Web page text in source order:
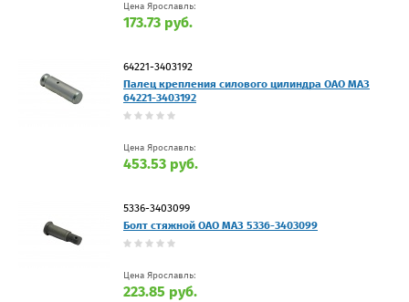
Цена Ярославль:
173.73 руб.
64221-3403192
Палец крепления силового цилиндра ОАО МАЗ
64221-3403192
Цена Ярославль:
453.53 руб.
5336-3403099
Болт стяжной ОАО МАЗ 5336-3403099
Цена Ярославль:
223.85 руб.